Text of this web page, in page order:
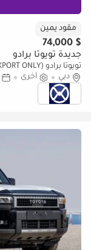
مقود يمين
$ 74,000
جديدة تويوتا برادو
فقط)
دبي أخرى